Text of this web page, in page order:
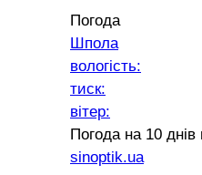
Погода
Шпола
вологість:
тиск:
вітер:
Погода на 10 днів
sinoptik.ua